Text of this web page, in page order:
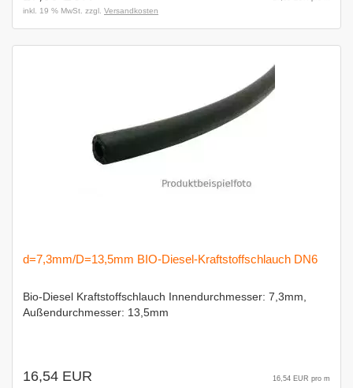
inkl. 19 % MwSt. zzgl. Versandkosten
d=7,3mm/D=13,5mm BIO-Diesel-Kraftstoffschlauch DN6
Bio-Diesel Kraftstoffschlauch Innendurchmesser: 7,3mm,
Außendurchmesser: 13,5mm
16,54 EUR 16,54 EUR pro m